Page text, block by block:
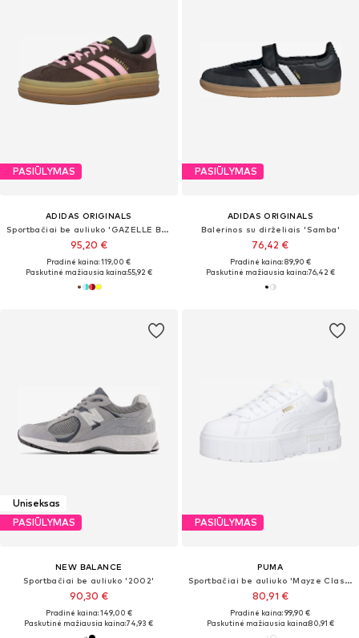
PASIŪLYMAS
ADIDAS ORIGINALS
Sportbačiai be auliuko 'GAZELLE BOLD'
95,20 €
Pradinė kaina: 119,00 €
Paskutinė mažiausia kaina:55,92 €
PASIŪLYMAS
ADIDAS ORIGINALS
Balerinos su dirželiais 'Samba'
76,42 €
Pradinė kaina: 89,90 €
Paskutinė mažiausia kaina:76,42 €
Uniseksas
PASIŪLYMAS
NEW BALANCE
Sportbačiai be auliuko '2002'
90,30 €
Pradinė kaina: 149,00 €
Paskutinė mažiausia kaina:74,93 €
PASIŪLYMAS
PUMA
Sportbačiai be auliuko 'Mayze Classic'
80,91 €
Pradinė kaina: 99,90 €
Paskutinė mažiausia kaina:80,91 €